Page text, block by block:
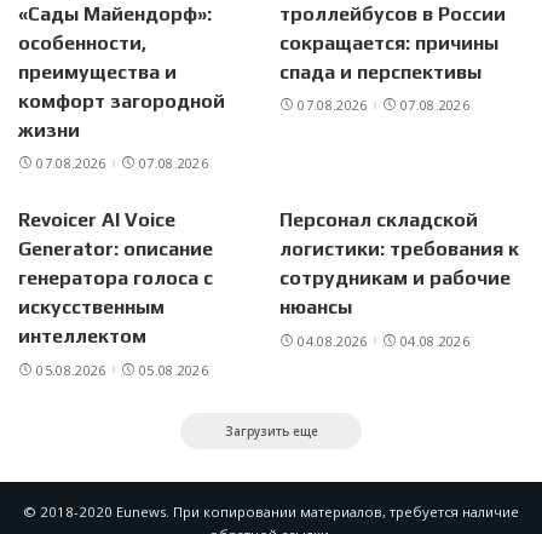
«Сады Майендорф»:
особенности,
преимущества и
комфорт загородной
жизни
07.08.2026 07.08.2026
троллейбусов в России
сокращается: причины
спада и перспективы
07.08.2026 07.08.2026
Revoicer AI Voice
Generator: описание
генератора голоса с
искусственным
интеллектом
05.08.2026 05.08.2026
Персонал складской
логистики: требования к
сотрудникам и рабочие
нюансы
04.08.2026 04.08.2026
Загрузить еще
© 2018-2020 Eunews. При копировании материалов, требуется наличие